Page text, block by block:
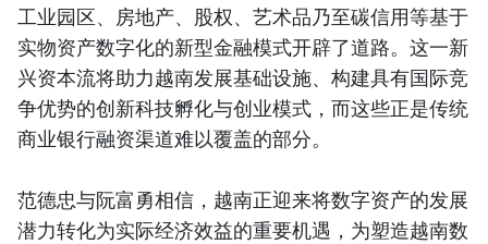
工业园区、房地产、股权、艺术品乃至碳信用等基于
实物资产数字化的新型金融模式开辟了道路。这一新
兴资本流将助力越南发展基础设施、构建具有国际竞
争优势的创新科技孵化与创业模式，而这些正是传统
商业银行融资渠道难以覆盖的部分。
范德忠与阮富勇相信，越南正迎来将数字资产的发展
潜力转化为实际经济效益的重要机遇，为塑造越南数